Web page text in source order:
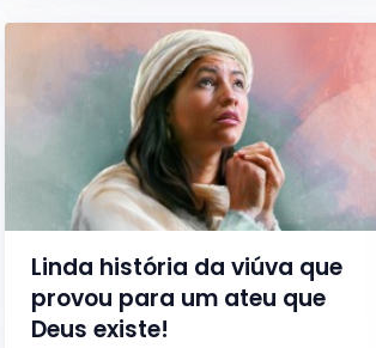
Linda história da viúva que
provou para um ateu que
Deus existe!